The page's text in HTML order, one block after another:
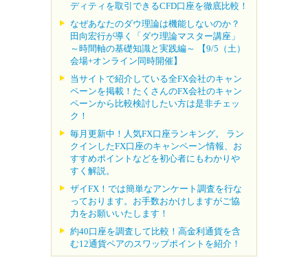
ディティを取引できるCFD口座を徹底比較！
なぜあなたのダウ理論は機能しないのか？
田向宏行が導く「ダウ理論マスター講座」
～時間軸の基礎知識と実践編～ 【9/5（土）
会場+オンライン同時開催】
当サイトで紹介している全FX会社のキャン
ペーンを掲載！たくさんのFX会社のキャン
ペーンから比較検討したい方は是非チェッ
ク！
毎月更新中！人気FX口座ランキング。 ラン
クインしたFX口座のキャンペーン情報、お
すすめポイントなどを初心者にもわかりや
すく解説。
ザイFX！では簡単なアンケート調査を行な
っております。お手数おかけしますがご協
力をお願いいたします！
約40口座を調査して比較！高金利通貨を含
む12通貨ペアのスワップポイントを紹介！